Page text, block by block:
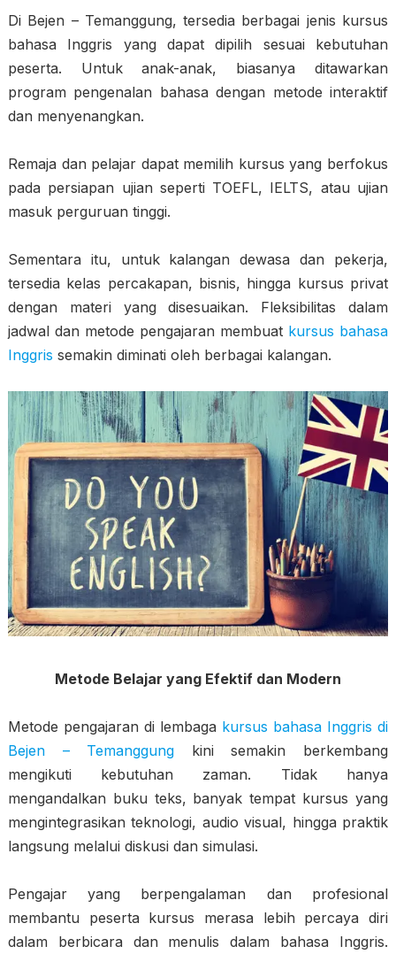
Di Bejen – Temanggung, tersedia berbagai jenis kursus
bahasa Inggris yang dapat dipilih sesuai kebutuhan
peserta. Untuk anak-anak, biasanya ditawarkan
program pengenalan bahasa dengan metode interaktif
dan menyenangkan.
Remaja dan pelajar dapat memilih kursus yang berfokus
pada persiapan ujian seperti TOEFL, IELTS, atau ujian
masuk perguruan tinggi.
Sementara itu, untuk kalangan dewasa dan pekerja,
tersedia kelas percakapan, bisnis, hingga kursus privat
dengan materi yang disesuaikan. Fleksibilitas dalam
jadwal dan metode pengajaran membuat kursus bahasa
Inggris semakin diminati oleh berbagai kalangan.
Metode Belajar yang Efektif dan Modern
Metode pengajaran di lembaga kursus bahasa Inggris di
Bejen – Temanggung kini semakin berkembang
mengikuti kebutuhan zaman. Tidak hanya
mengandalkan buku teks, banyak tempat kursus yang
mengintegrasikan teknologi, audio visual, hingga praktik
langsung melalui diskusi dan simulasi.
Pengajar yang berpengalaman dan profesional
membantu peserta kursus merasa lebih percaya diri
dalam berbicara dan menulis dalam bahasa Inggris.